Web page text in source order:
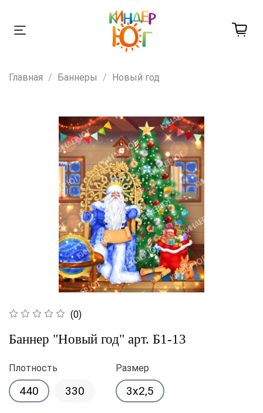
Главная Баннеры Новый год
(0)
Баннер "Новый год" арт. Б1-13
Плотность
440 330
Размер
3x2,5